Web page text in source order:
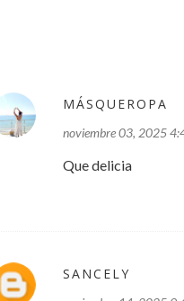
MÁSQUEROPA
noviembre 03, 2025
Que delicia
SANCELY